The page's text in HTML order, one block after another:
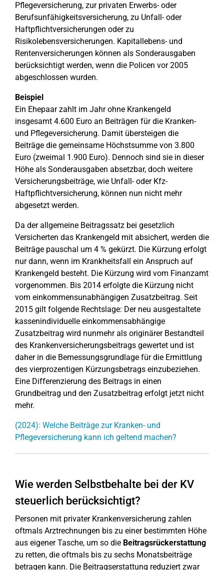
Pflegeversicherung, zur privaten Erwerbs- oder
Berufsunfähigkeitsversicherung, zu Unfall- oder
Haftpflichtversicherungen oder zu
Risikolebensversicherungen. Kapitallebens- und
Rentenversicherungen können als Sonderausgaben
berücksichtigt werden, wenn die Policen vor 2005
abgeschlossen wurden.
Beispiel
Ein Ehepaar zahlt im Jahr ohne Krankengeld
insgesamt 4.600 Euro an Beiträgen für die Kranken-
und Pflegeversicherung. Damit übersteigen die
Beiträge die gemeinsame Höchstsumme von 3.800
Euro (zweimal 1.900 Euro). Dennoch sind sie in dieser
Höhe als Sonderausgaben absetzbar, doch weitere
Versicherungsbeiträge, wie Unfall- oder Kfz-
Haftpflichtversicherung, können nun nicht mehr
abgesetzt werden.
Da der allgemeine Beitragssatz bei gesetzlich
Versicherten das Krankengeld mit absichert, werden die
Beiträge pauschal um 4 % gekürzt. Die Kürzung erfolgt
nur dann, wenn im Krankheitsfall ein Anspruch auf
Krankengeld besteht. Die Kürzung wird vom Finanzamt
vorgenommen. Bis 2014 erfolgte die Kürzung nicht
vom einkommensunabhängigen Zusatzbeitrag. Seit
2015 gilt folgende Rechtslage: Der neu ausgestaltete
kassenindividuelle einkommensabhängige
Zusatzbeitrag wird nunmehr als originärer Bestandteil
des Krankenversicherungsbeitrags gewertet und ist
daher in die Bemessungsgrundlage für die Ermittlung
des vierprozentigen Kürzungsbetrags einzubeziehen.
Eine Differenzierung des Beitrags in einen
Grundbeitrag und den Zusatzbeitrag erfolgt jetzt nicht
mehr.
(2024): Welche Beiträge zur Kranken- und
Pflegeversicherung kann ich geltend machen?
Wie werden Selbstbehalte bei der KV
steuerlich berücksichtigt?
Personen mit privater Krankenversicherung zahlen
oftmals Arztrechnungen bis zu einer bestimmten Höhe
aus eigener Tasche, um so die Beitragsrückerstattung
zu retten, die oftmals bis zu sechs Monatsbeiträge
betragen kann. Die Beitragserstattung reduziert zwar